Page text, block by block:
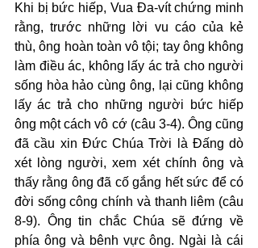
Khi bị bức hiếp, Vua Đa-vít chứng minh
rằng, trước những lời vu cáo của kẻ
thù, ông hoàn toàn vô tội; tay ông không
làm điều ác, không lấy ác trả cho người
sống hòa hảo cùng ông, lại cũng không
lấy ác trả cho những người bức hiếp
ông một cách vô cớ (câu 3-4). Ông cũng
đã cầu xin Đức Chúa Trời là Đấng dò
xét lòng người, xem xét chính ông và
thấy rằng ông đã cố gắng hết sức để có
đời sống công chính và thanh liêm (câu
8-9). Ông tin chắc Chúa sẽ đứng về
phía ông và bênh vực ông. Ngài là cái